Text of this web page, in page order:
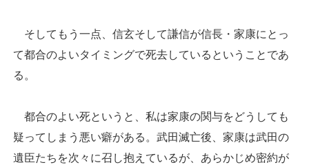
そしてもう一点、信玄そして謙信が信長・家康にとっ
て都合のよいタイミングで死去しているということであ
る。
都合のよい死というと、私は家康の関与をどうしても
疑ってしまう悪い癖がある。武田滅亡後、家康は武田の
遺臣たちを次々に召し抱えているが、あらかじめ密約が